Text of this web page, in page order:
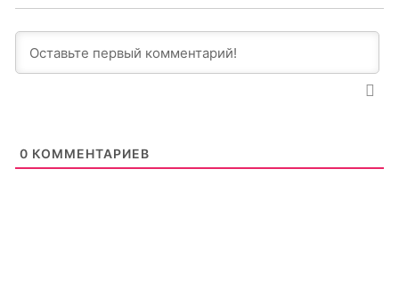
0 КОММЕНТАРИЕВ